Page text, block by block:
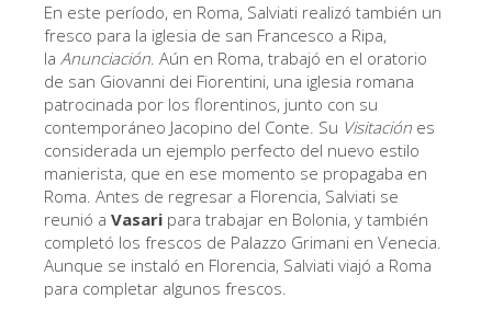
El Taller de las Piedras Duras
Museo Galileo
Jardín de Boboli
La Torre de Arnolfo
Corredor de Vasari
Palazzo Vecchio
Santa Maria Novella
Santa Croce
En este período, en Roma, Salviati realizó también un
fresco para la iglesia de san Francesco a Ripa,
la Anunciación. Aún en Roma, trabajó en el oratorio
de san Giovanni dei Fiorentini, una iglesia romana
patrocinada por los florentinos, junto con su
contemporáneo Jacopino del Conte. Su Visitación es
considerada un ejemplo perfecto del nuevo estilo
manierista, que en ese momento se propagaba en
Roma. Antes de regresar a Florencia, Salviati se
reunió a Vasari para trabajar en Bolonia, y también
completó los frescos de Palazzo Grimani en Venecia.
Aunque se instaló en Florencia, Salviati viajó a Roma
para completar algunos frescos.